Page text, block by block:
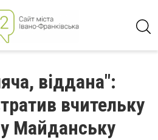
віддана":
вчительку
Майданську